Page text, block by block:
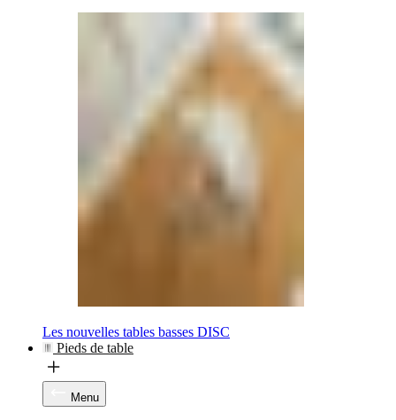
Les nouvelles tables basses DISC
Pieds de table
Menu